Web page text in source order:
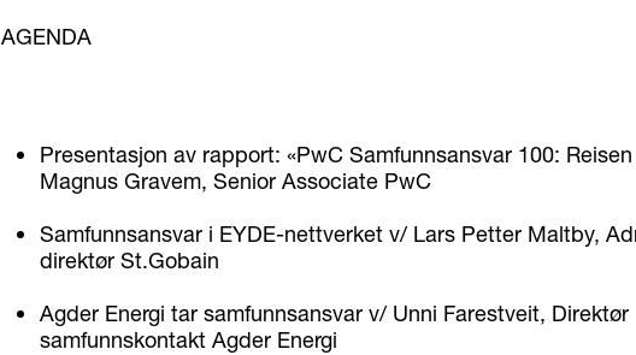
AGENDA
Presentasjon av rapport: «PwC Samfunnsansvar 100:
Magnus Gravem, Senior Associate PwC
Samfunnsansvar i EYDE-nettverket v/ Lars Petter Maltby,
direktør St.Gobain
Agder Energi tar samfunnsansvar v/ Unni Farestveit, Direktør
samfunnskontakt Agder Energi